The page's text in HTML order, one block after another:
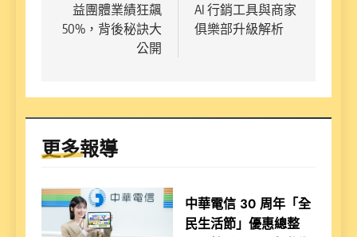
覽
益團體業績狂飆
50%，背後秘訣大
公開
AI 行銷工具與商家
俱樂部升級解析
更多報導
中華電信 30 周年「全
民生活節」優惠總整